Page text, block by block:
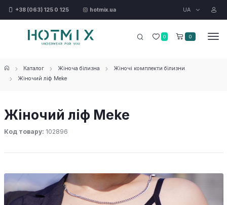
+38 (063) 125 0 125 hotmix.ua UA
0 0
Каталог Жіноча білизна
Жіночі комплекти білизни
Жіночий ліф Meke
Жіночий ліф Meke
Код товару: 102896